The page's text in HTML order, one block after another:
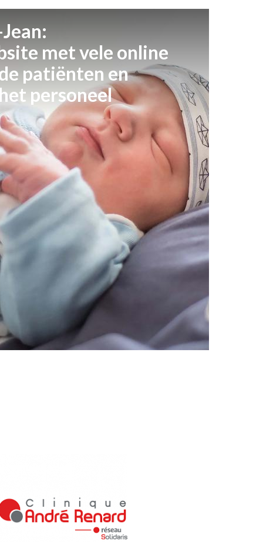
met vele online
patiënten en
personeel